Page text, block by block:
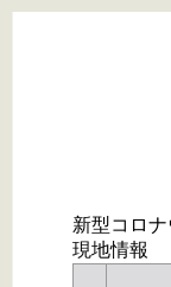
新型コロ
現地情報